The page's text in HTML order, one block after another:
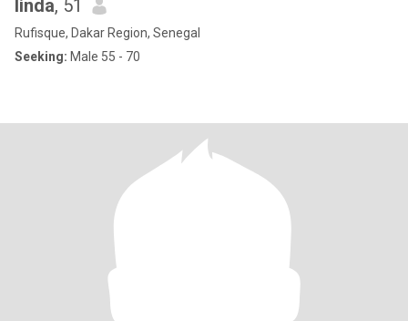
linda, 51
Rufisque, Dakar Region, Senegal
Seeking: Male 55 - 70